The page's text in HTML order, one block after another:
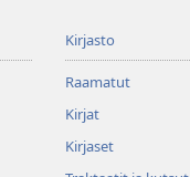
Kirjasto
Raamatut
Kirjat
Kirjaset